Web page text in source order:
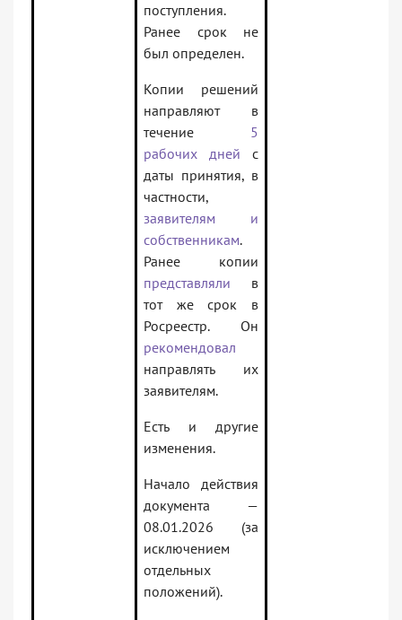
поступления.
Ранее срок не
был определен.
Копии решений
направляют в
течение 5
рабочих дней с
даты принятия, в
частности,
заявителям и
собственникам.
Ранее копии
представляли в
тот же срок в
Росреестр. Он
рекомендовал
направлять их
заявителям.
Есть и другие
изменения.
Начало действия
документа —
08.01.2026 (за
исключением
отдельных
положений).